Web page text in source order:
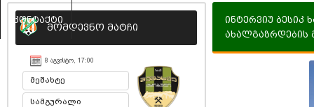
კონტაქტი
მომდევნო მატჩი
8 ᲐᲒᲕᲘᲡᲢᲝ, 17:00
მეშახტე
სამგურალი
ინტერვიუ ბესიკ
ახალგაზრდების